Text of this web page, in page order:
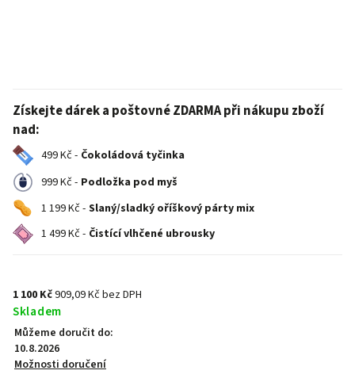
Získejte dárek a poštovné ZDARMA při nákupu zboží
nad:
499 Kč - Čokoládová tyčinka
999 Kč - Podložka pod myš
1 199 Kč - Slaný/sladký oříškový párty mix
1 499 Kč - Čistící vlhčené ubrousky
1 100 Kč909,09 Kč bez DPH
Skladem
Můžeme doručit do:
10.8.2026
Možnosti doručení